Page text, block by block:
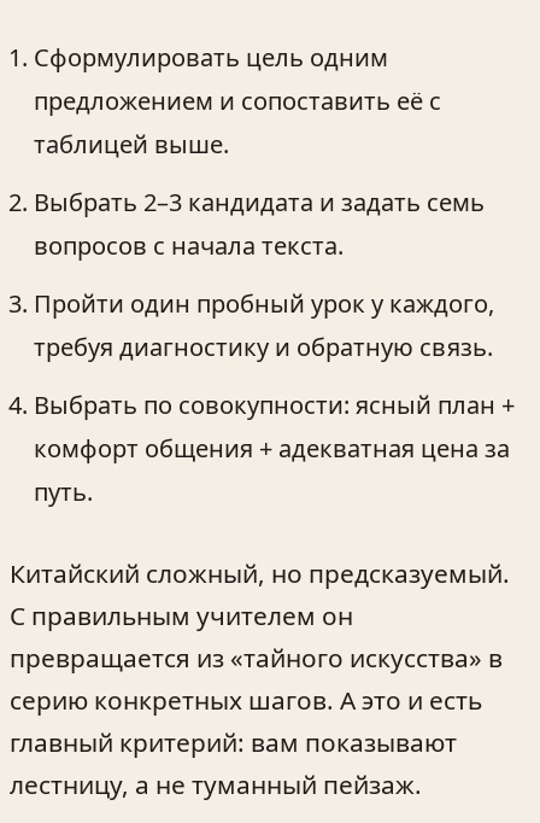
Сформулировать цель одним
предложением и сопоставить её с
таблицей выше.
Выбрать 2–3 кандидата и задать семь
вопросов с начала текста.
Пройти один пробный урок у каждого,
требуя диагностику и обратную связь.
Выбрать по совокупности: ясный план +
комфорт общения + адекватная цена за
путь.
Китайский сложный, но предсказуемый.
С правильным учителем он
превращается из «тайного искусства» в
серию конкретных шагов. А это и есть
главный критерий: вам показывают
лестницу, а не туманный пейзаж.